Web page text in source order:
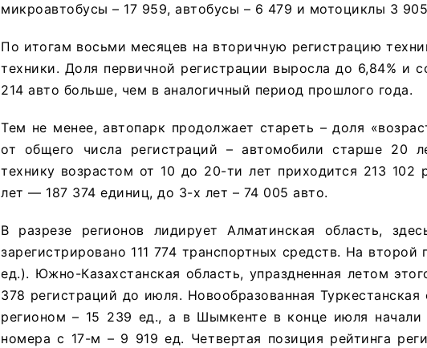
микроавтобусы – 17 959, автобусы – 6 479 и мотоциклы 3
По итогам восьми месяцев на вторичную регистрацию
техники. Доля первичной регистрации выросла до 6,84% и
214 авто больше, чем в аналогичный период прошлого года.
Тем не менее, автопарк продолжает стареть – доля
от общего числа регистраций – автомобили старше 20
технику возрастом от 10 до 20-ти лет приходится 213 102
лет — 187 374 единиц, до 3-х лет – 74 005 авто.
В разрезе регионов лидирует Алматинская область,
зарегистрировано 111 774 транспортных средств. На
ед.). Южно-Казахстанская область, упраздненная летом
378 регистраций до июля. Новообразованная
регионом – 15 239 ед., а в Шымкенте в конце июля начали
номера с 17-м – 9 919 ед. Четвертая позиция рейтинга